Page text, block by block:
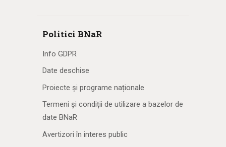
Politici BNaR
Info GDPR
Date deschise
Proiecte și programe naționale
Termeni și condiții de utilizare a bazelor de
date BNaR
Avertizori în interes public